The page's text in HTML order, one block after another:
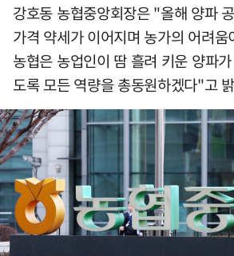
강호동 농협중앙회장은 "올해 양파
가격 약세가 이어지며 농가의 어려
농협은 농업인이 땀 흘려 키운 양파
도록 모든 역량을 총동원하겠다"고